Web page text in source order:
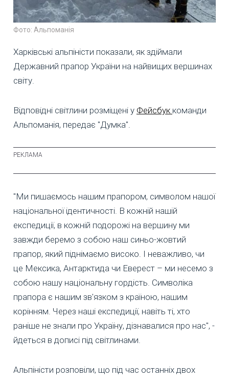
Фото: Альпоманія
Харківські альпіністи показали, як здіймали
Державний прапор України на найвищих вершинах
світу.
Відповідні світлини розміщені у Фейсбук команди
Альпоманія, передає "Думка".
"Ми пишаємось нашим прапором, символом нашої
національної ідентичності. В кожній нашій
експедиції, в кожній подорожі на вершину ми
завжди беремо з собою наш синьо-жовтий
прапор, який піднімаємо високо. І неважливо, чи
це Мексика, Антарктида чи Еверест – ми несемо з
собою нашу національну гордість. Символіка
прапора є нашим зв'язком з країною, нашим
корінням. Через наші експедиції, навіть ті, хто
раніше не знали про Україну, дізнавалися про нас", -
йдеться в дописі під світлинами.
Альпіністи розповіли, що під час останніх двох